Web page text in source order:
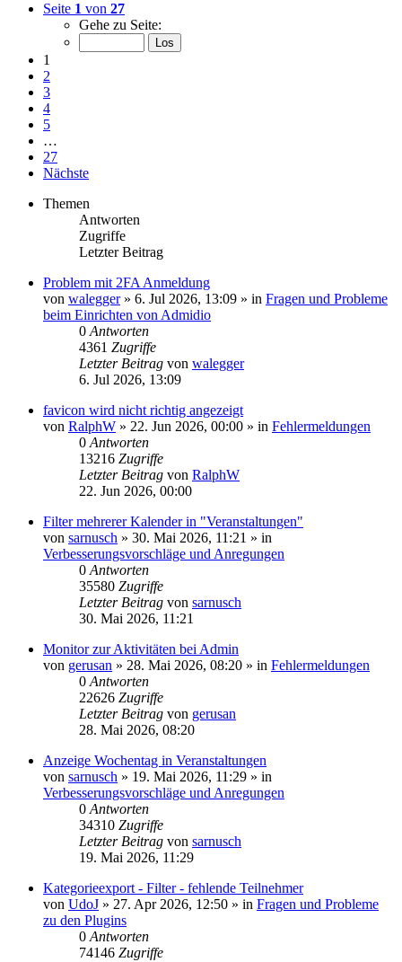
Seite 1 von 27
Gehe zu Seite:
1
2
3
4
5
…
27
Nächste
Themen
Antworten
Zugriffe
Letzter Beitrag
Problem mit 2FA Anmeldung
von walegger» 6. Jul 2026, 13:09 » in Fragen und Probleme
beim Einrichten von Admidio
0 Antworten
4361 Zugriffe
Letzter Beitrag von walegger
6. Jul 2026, 13:09
favicon wird nicht richtig angezeigt
von RalphW » 22. Jun 2026, 00:00 » in Fehlermeldungen
0 Antworten
13216 Zugriffe
Letzter Beitrag von RalphW
22. Jun 2026, 00:00
Filter mehrerer Kalender in "Veranstaltungen"
von sarnusch » 30. Mai 2026, 11:21 » in
Verbesserungsvorschläge und Anregungen
0 Antworten
35580 Zugriffe
Letzter Beitrag von sarnusch
30. Mai 2026, 11:21
Monitor zur Aktivitäten bei Admin
von gerusan » 28. Mai 2026, 08:20 » in Fehlermeldungen
0 Antworten
22626 Zugriffe
Letzter Beitrag von gerusan
28. Mai 2026, 08:20
Anzeige Wochentag in Veranstaltungen
von sarnusch » 19. Mai 2026, 11:29 » in
Verbesserungsvorschläge und Anregungen
0 Antworten
34310 Zugriffe
Letzter Beitrag von sarnusch
19. Mai 2026, 11:29
Kategorieexport - Filter - fehlende Teilnehmer
von UdoJ » 27. Apr 2026, 12:50 » in Fragen und Probleme
zu den Plugins
0 Antworten
74146 Zugriffe